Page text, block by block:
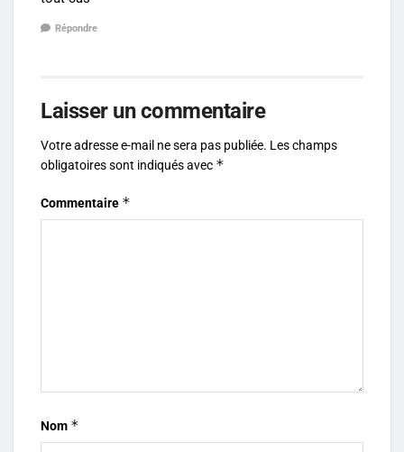
Répondre
Laisser un commentaire
Votre adresse e-mail ne sera pas publiée. Les champs
obligatoires sont indiqués avec *
Commentaire *
Nom *